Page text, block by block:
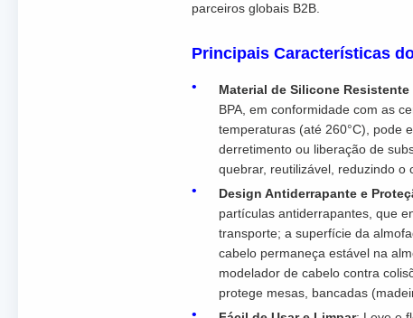
parceiros globais B2B.
Principais Características
Material de Silicone Resistente
BPA, em conformidade com as
temperaturas (até 260°C), pode
derretimento ou liberação de
quebrar, reutilizável, reduzindo o
Design Antiderrapante e
partículas antiderrapantes, que
transporte; a superfície da
cabelo permaneça estável na
modelador de cabelo contra
protege mesas, bancadas